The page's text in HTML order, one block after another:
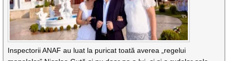
Inspectorii ANAF au luat la puricat toată averea „regelui